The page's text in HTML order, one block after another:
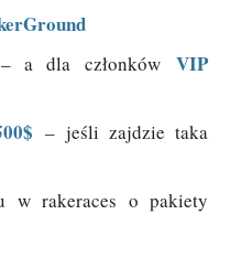
a dla członków VIP
– jeśli zajdzie taka
w rakeraces o pakiety